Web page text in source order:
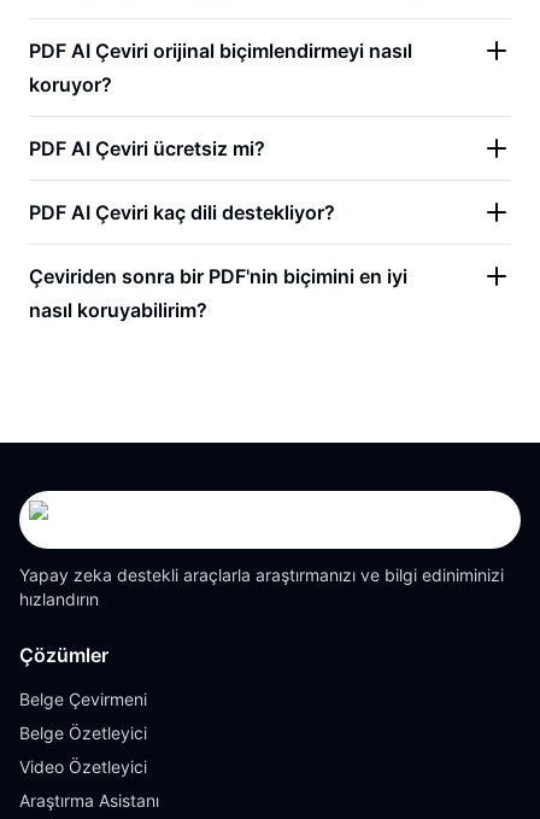
PDF AI Çeviri orijinal biçimlendirmeyi nasıl
koruyor?
PDF AI Çeviri ücretsiz mi?
PDF AI Çeviri kaç dili destekliyor?
Çeviriden sonra bir PDF'nin biçimini en iyi
nasıl koruyabilirim?
Yapay zeka destekli araçlarla araştırmanızı ve bilgi ediniminizi
hızlandırın
Çözümler
Belge Çevirmeni
Belge Özetleyici
Video Özetleyici
Araştırma Asistanı